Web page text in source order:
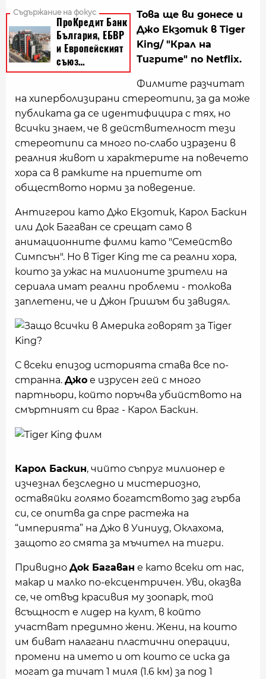
Това ще ви донесе и
Джо Екзотик в Tiger
King/ "Крал на
Тигрите" по Netflix.
Филмите разчитат
на хиперболизирани стереотипи, за да може
публиката да се идентифицира с тях, но
всички знаем, че в действителност тези
стереотипи са много по-слабо изразени в
реалния живот и характерите на повечето
хора са в рамките на приетите от
обществото норми за поведение.
Антигерои като Джо Екзотик, Карол Баскин
или Док Багаван се срещат само в
анимационните филми като "Семейство
Симпсън". Но в Tiger King те са реални хора,
които за ужас на милионите зрители на
сериала имат реални проблеми - толкова
заплетени, че и Джон Гришъм би завидял.
С всеки епизод историята става все по-
странна. Джо е изрусен гей с много
партньори, който поръчва убийството на
смъртният си враг - Карол Баскин.
Карол Баскин, чийто съпруг милионер е
изчезнал безследно и мистериозно,
оставяйки голямо богатството зад гърба
си, се опитва да спре растежа на
“империята” на Джо в Уиниуд, Оклахома,
защото го смята за мъчител на тигри.
Привидно Док Багаван е като всеки от нас,
макар и малко по-ексцентричен. Уви, оказва
се, че отвъд красивия му зоопарк, той
всъщност е лидер на култ, в който
участват предимно жени. Жени, на които
им биват налагани пластични операции,
промени на името и от които се иска да
могат да тичат 1 миля (1.6 км) за под 1